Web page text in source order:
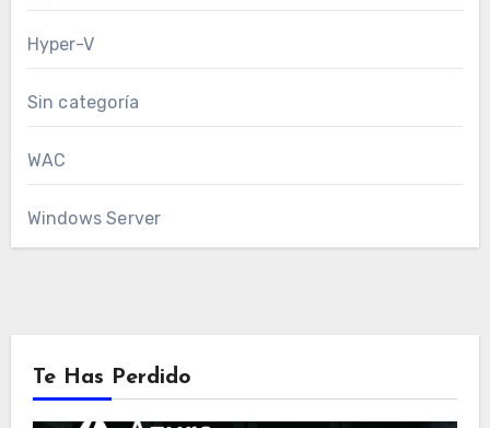
Hyper-V
Sin categoría
WAC
Windows Server
Te Has Perdido